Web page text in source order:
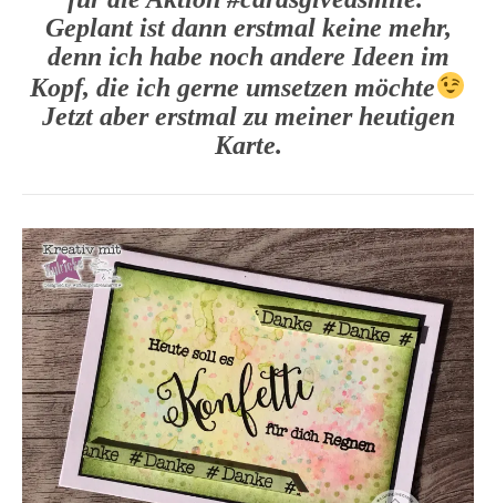
Geplant ist dann erstmal keine mehr,
denn ich habe noch andere Ideen im
Kopf, die ich gerne umsetzen möchte
Jetzt aber erstmal zu meiner heutigen
Karte.